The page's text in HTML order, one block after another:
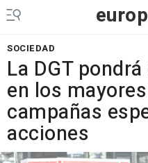
SOCIEDAD
La DGT
en los
campañas
acciones